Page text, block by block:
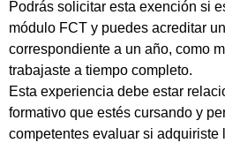
Podrás solicitar esta exención si
módulo FCT y puedes acreditar
correspondiente a un año, como
trabajaste a tiempo completo.
Esta experiencia debe estar
formativo que estés cursando y
competentes evaluar si adquiriste